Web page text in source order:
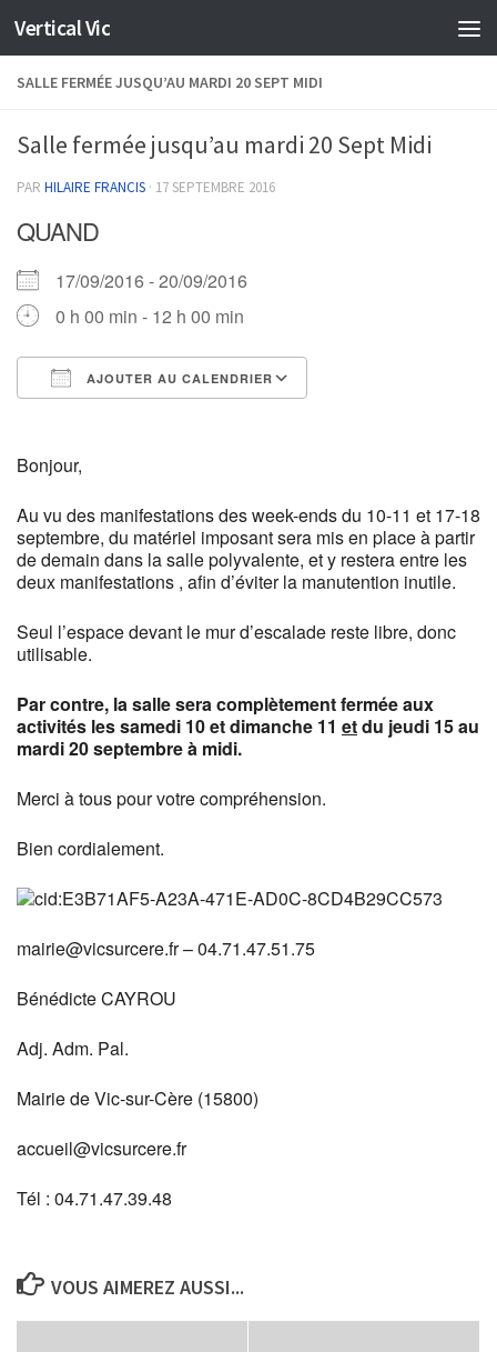
Skip to content
Vertical Vic
SALLE FERMÉE JUSQU’AU MARDI 20 SEPT MIDI
Salle fermée jusqu’au mardi 20 Sept Midi
PAR HILAIRE FRANCIS · 17 SEPTEMBRE 2016
QUAND
17/09/2016 - 20/09/2016
0 h 00 min - 12 h 00 min
AJOUTER AU CALENDRIER
Bonjour,
Au vu des manifestations des week-ends du 10-11 et 17-18
septembre, du matériel imposant sera mis en place à partir
de demain dans la salle polyvalente, et y restera entre les
deux manifestations , afin d’éviter la manutention inutile.
Seul l’espace devant le mur d’escalade reste libre, donc
utilisable.
Par contre, la salle sera complètement fermée aux
activités les samedi 10 et dimanche 11 etdu jeudi 15 au
mardi 20 septembre à midi.
Merci à tous pour votre compréhension.
Bien cordialement.
mairie@vicsurcere.fr – 04.71.47.51.75
Bénédicte CAYROU
Adj. Adm. Pal.
Mairie de Vic-sur-Cère (15800)
accueil@vicsurcere.fr
Tél : 04.71.47.39.48
VOUS AIMEREZ AUSSI...